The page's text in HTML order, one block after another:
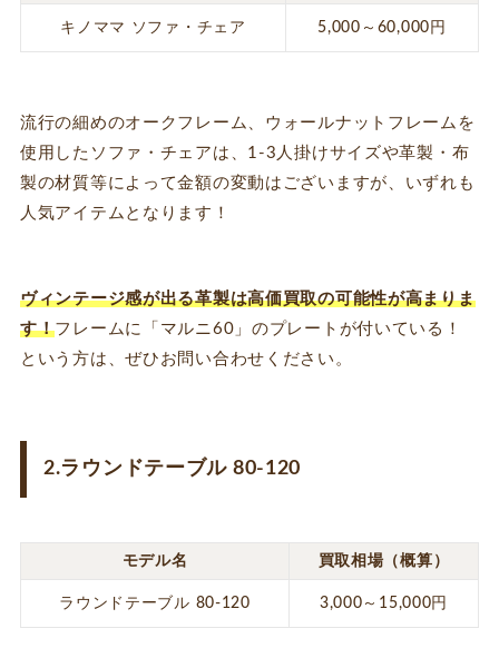
キノママ ソファ・チェア 5,000～60,000円
流行の細めのオークフレーム、ウォールナットフレームを
使用したソファ・チェアは、1-3人掛けサイズや革製・布
製の材質等によって金額の変動はございますが、いずれも
人気アイテムとなります！
ヴィンテージ感が出る革製は高価買取の可能性が高まりま
す！フレームに「マルニ60」のプレートが付いている！
という方は、ぜひお問い合わせください。
2.ラウンドテーブル 80-120
モデル名 買取相場（概算）
ラウンドテーブル 80-120 3,000～15,000円